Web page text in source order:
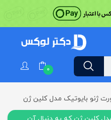
0
ژنو بایوتیک مدل کلین ژن